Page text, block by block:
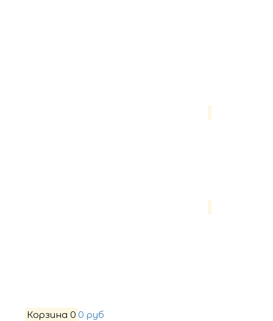
Корзина 0 0 руб